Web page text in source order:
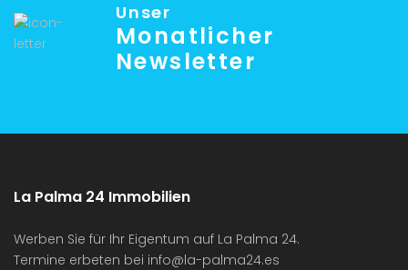
Unser
Monatlicher
Newsletter
La Palma 24 Immobilien
Werben Sie für Ihr Eigentum auf La Palma 24.
Termine erbeten bei info@la-palma24.es